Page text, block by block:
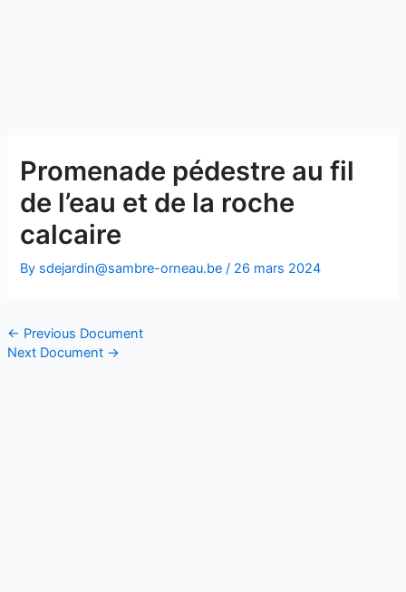
Promenade pédestre au fil
de l’eau et de la roche
calcaire
By sdejardin@sambre-orneau.be / 26 mars 2024
← Previous Document
Next Document →